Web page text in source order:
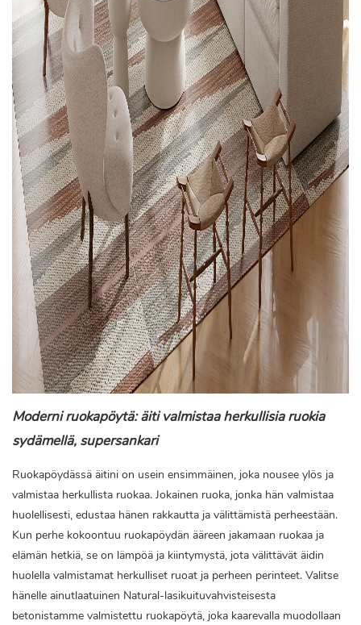
Moderni ruokapöytä: äiti valmistaa herkullisia ruokia
sydämellä, supersankari
Ruokapöydässä äitini on usein ensimmäinen, joka nousee ylös ja
valmistaa herkullista ruokaa. Jokainen ruoka, jonka hän valmistaa
huolellisesti, edustaa hänen rakkautta ja välittämistä perheestään.
Kun perhe kokoontuu ruokapöydän ääreen jakamaan ruokaa ja
elämän hetkiä, se on lämpöä ja kiintymystä, jota välittävät äidin
huolella valmistamat herkulliset ruoat ja perheen perinteet. Valitse
hänelle ainutlaatuinen Natural-lasikuituvahvisteisesta
betonistamme valmistettu ruokapöytä, joka kaarevalla muodollaan